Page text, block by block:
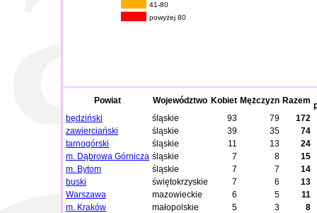
41-80
powyżej 80
Powiat Województwo Kobiet Mężczyzn Razem
będziński
śląskie 93 79
172
zawierciański
śląskie 39 35
74
tarnogórski
śląskie 11 13
24
m. Dąbrowa Górnicza śląskie 7 8
15
m. Bytom
śląskie 7 7
14
buski
świętokrzyskie 7 6
13
Warszawa
mazowieckie 6 5
11
m. Kraków
małopolskie 5 3
8